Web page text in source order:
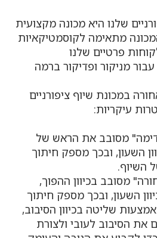
שלנו היא מכונה מקצועית
מתאימה לקוסמטיקאיות
פרטיים שלנו
מניקור ופדיקור ברמה
במכונת שיוף ציפורניים
עיקריות:
מסובב את הראש של
השעון, ובכך מספק חיתוך
השיוף.
מסובב בכיוון ההפוך,
השעון, ובכך מספק חיתוך
שליטה בכיוון הסיבוב,
את הסיבוב לעובי ולצורת